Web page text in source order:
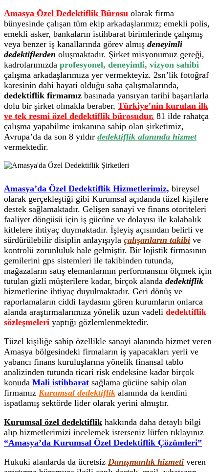
Amasya Özel Dedektiflik Bürosu olarak firma
bünyesinde çalışan tüm ekip arkadaşlarımız; emekli polis,
emekli asker, bankaların istihbarat birimlerinde çalışmış
veya benzer iş kanallarında görev almış deneyimli
dedektiflerden oluşmaktadır. Şirket misyonumuz gereği,
kadrolarımızda profesyonel, deneyimli, vizyon sahibi
çalışma arkadaşlarımıza yer vermekteyiz. 2sn’lik fotoğraf
karesinin dahi hayati olduğu saha çalışmalarında,
dedektiflik firmamız basınada yansıyan tarihi başarılarla
dolu bir şirket olmakla beraber, Türkiye’nin kurulan ilk
ve tek resmi özel dedektiflik bürosudur. 81 ilde rahatça
çalışma yapabilme imkanına sahip olan şirketimiz,
Avrupa’da da son 8 yıldır dedektiflik alanında hizmet
vermektedir.
Amasya’da Özel Dedektiflik Hizmetlerimiz, bireysel
olarak gerçekleştiği gibi Kurumsal açıdanda tüzel kişilere
destek sağlamaktadır. Gelişen sanayi ve finans otoriteleri
faaliyet döngüsü için iş gücüne ve dolayısı ile kalabalık
kitlelere ihtiyaç duymaktadır. İşleyiş açısından belirli ve
sürdürülebilir disiplin anlayışıyla çalışanların takibi ve
kontrolü zorunluluk hale gelmiştir. Bir lojistik firmasının
gemilerini gps sistemleri ile takibinden tutunda,
mağazaların satış elemanlarının performansını ölçmek için
tutulan gizli müşterilere kadar, birçok alanda dedektiflik
hizmetlerine ihtiyaç duyulmaktadır. Geri dönüş ve
raporlamaların ciddi faydasını gören kurumların onlarca
alanda araştırmalarımıza yönelik uzun vadeli dedektiflik
sözleşmeleri yaptığı gözlemlenmektedir.
Tüzel kişiliğe sahip özellikle sanayi alanında hizmet veren
Amasya bölgesindeki firmaların iş yapacakları yerli ve
yabancı finans kuruluşlarına yönelik finansal tablo
analizinden tutunda ticari risk endeksine kadar birçok
konuda Mali istihbarat sağlama gücüne sahip olan
firmamız Kurumsal dedektiflik alanında da kendini
ispatlamış sektörde lider olarak yerini almıştır.
Kurumsal özel dedektiflik hakkında daha detaylı bilgi
alıp hizmetlerimizi incelemek isterseniz lütfen tıklayınız
“Amasya’da Kurumsal Özel Dedektiflik Çözümleri”
Hukuki alanlarda da ücretsiz Danışmanlık hizmeti veren